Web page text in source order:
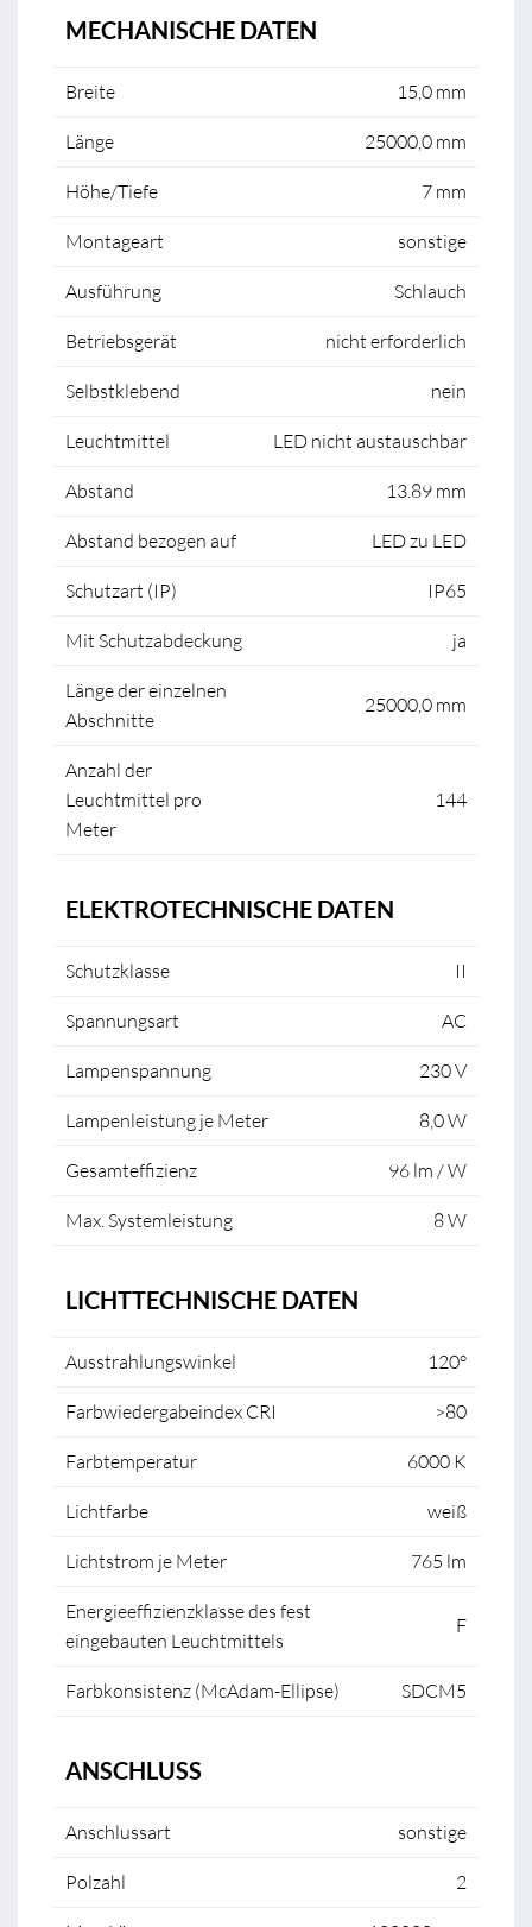
MECHANISCHE DATEN
Breite 15,0 mm
Länge 25000,0 mm
Höhe/Tiefe 7 mm
Montageart sonstige
Ausführung Schlauch
Betriebsgerät nicht erforderlich
Selbstklebend nein
Leuchtmittel LED nicht austauschbar
Abstand 13.89 mm
Abstand bezogen auf LED zu LED
Schutzart (IP) IP65
Mit Schutzabdeckung ja
Länge der einzelnen
Abschnitte
25000,0 mm
Anzahl der
Leuchtmittel pro
Meter
144
ELEKTROTECHNISCHE DATEN
Schutzklasse II
Spannungsart AC
Lampenspannung 230 V
Lampenleistung je Meter 8,0 W
Gesamteffizienz 96 lm / W
Max. Systemleistung 8 W
LICHTTECHNISCHE DATEN
Ausstrahlungswinkel 120°
Farbwiedergabeindex CRI >80
Farbtemperatur 6000 K
Lichtfarbe weiß
Lichtstrom je Meter 765 lm
Energieeffizienzklasse des fest
eingebauten Leuchtmittels
F
Farbkonsistenz (McAdam-Ellipse) SDCM5
ANSCHLUSS
Anschlussart sonstige
Polzahl 2